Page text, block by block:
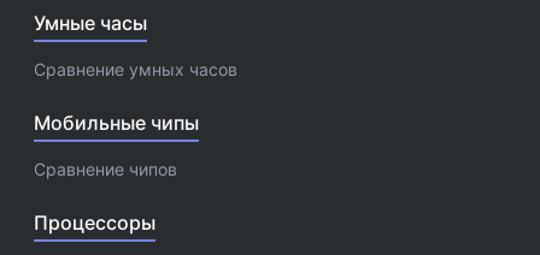
Умные часы
Сравнение умных часов
Мобильные чипы
Сравнение чипов
Процессоры